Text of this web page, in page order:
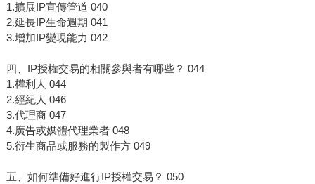
1.擴展IP宣傳管道 040
2.延長IP生命週期 041
3.增加IP變現能力 042
四、IP授權交易的相關參與者有哪些？ 044
1.權利人 044
2.經紀人 046
3.代理商 047
4.廣告或媒體代理業者 048
5.衍生商品或服務的製作方 049
五、如何準備好進行IP授權交易？ 050